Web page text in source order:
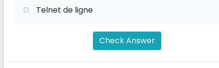
D. Telnet de ligne
Check Answer